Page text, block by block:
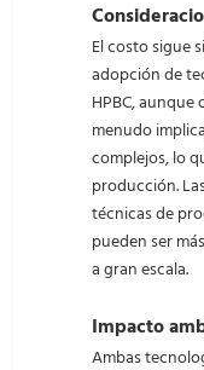
El costo sigue
adopción de
HPBC,
menudo
complejos, lo
producción.
técnicas de
pueden ser
a gran escala.
Impacto
Ambas